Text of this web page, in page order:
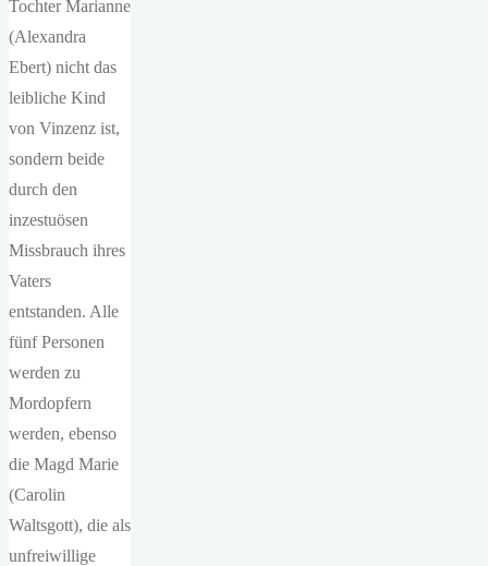
Tochter Marianne
(Alexandra
Ebert) nicht das
leibliche Kind
von Vinzenz ist,
sondern beide
durch den
inzestuösen
Missbrauch ihres
Vaters
entstanden. Alle
fünf Personen
werden zu
Mordopfern
werden, ebenso
die Magd Marie
(Carolin
Waltsgott), die als
unfreiwillige